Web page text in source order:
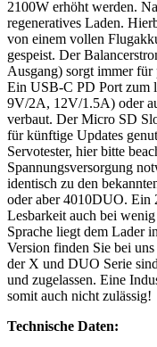
2100W erhöht werden.
regeneratives Laden.
von einem vollen
gespeist. Der
Ausgang) sorgt immer für
Ein USB-C PD Port zum
9V/2A, 12V/1.5A) oder
verbaut. Der Micro SD
für künftige Updates
Servotester, hier bitte
Spannungsversorgung
identisch zu den
oder aber 4010DUO. Ein
Lesbarkeit auch bei
Sprache liegt dem Lader
Version finden Sie bei
der X und DUO Serie
und zugelassen. Eine
somit auch nicht zulässig!
Technische Daten: